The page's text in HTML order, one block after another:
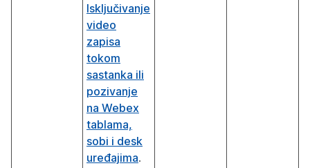
Isključivanje
video
zapisa
tokom
sastanka ili
pozivanje
na Webex
tablama,
sobi i desk
uređajima.